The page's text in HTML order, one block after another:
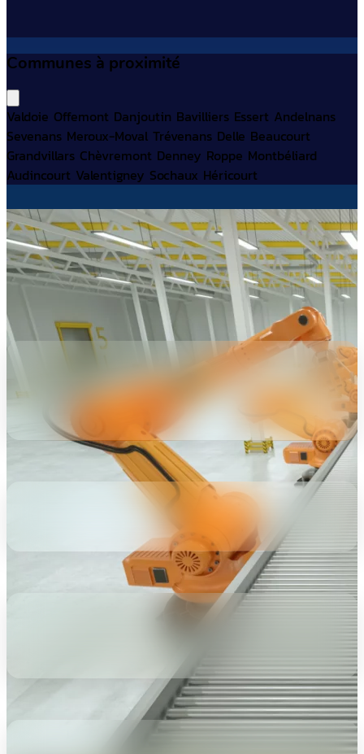
Communes à proximité
Valdoie Offemont Danjoutin Bavilliers Essert Andelnans
Sevenans Meroux-Moval Trévenans Delle Beaucourt
Grandvillars Chèvremont Denney Roppe Montbéliard
Audincourt Valentigney Sochaux Héricourt